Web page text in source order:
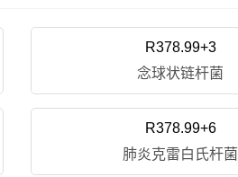
R378.99+3
念球状链杆菌
R378.99+6
肺炎克雷白氏杆菌